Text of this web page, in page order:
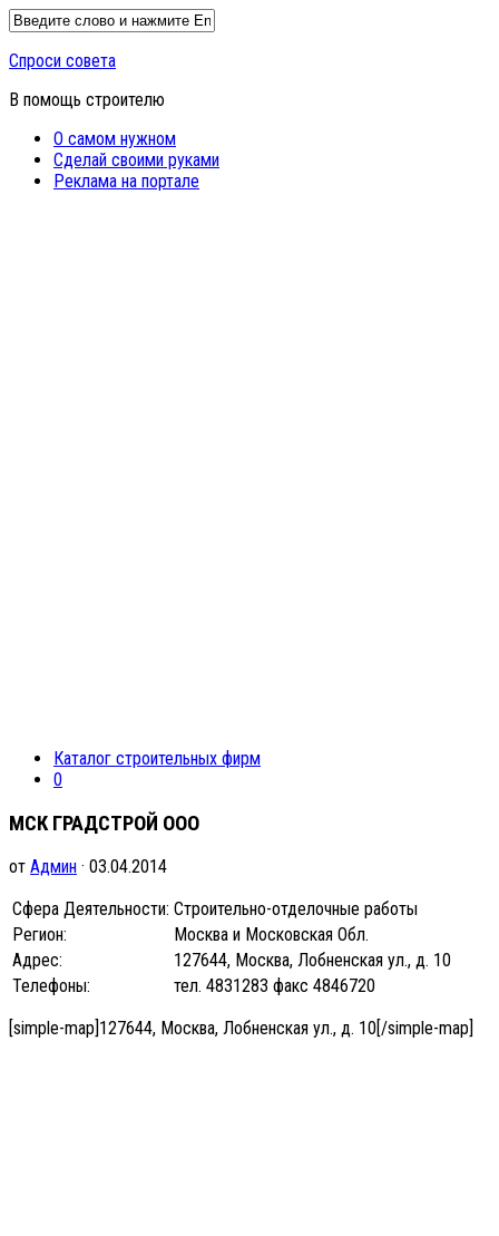
Спроси совета
В помощь строителю
О самом нужном
Сделай своими руками
Реклама на портале
Каталог строительных фирм
0
МСК ГРАДСТРОЙ ООО
от Админ · 03.04.2014
Сфера Деятельности: Строительно-отделочные работы
Регион:
Москва и Московская Обл.
Адрес:
127644, Москва, Лобненская ул., д. 10
Телефоны:
тел. 4831283 факс 4846720
[simple-map]127644, Москва, Лобненская ул., д. 10[/simple-map]